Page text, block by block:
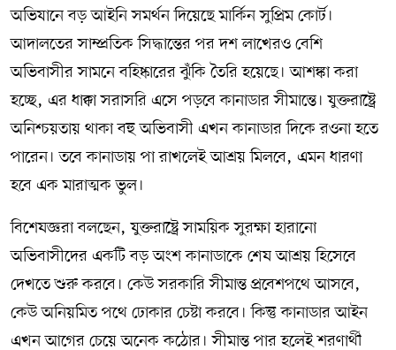
অভিযানে বড় আইনি সমর্থন দিয়েছে মার্কিন সুপ্রিম কোর্ট।
আদালতের সাম্প্রতিক সিদ্ধান্তের পর দশ লাখেরও বেশি
অভিবাসীর সামনে বহিষ্কারের ঝুঁকি তৈরি হয়েছে। আশঙ্কা করা
হচ্ছে, এর ধাক্কা সরাসরি এসে পড়বে কানাডার সীমান্তে। যুক্তরাষ্ট্রে
অনিশ্চয়তায় থাকা বহু অভিবাসী এখন কানাডার দিকে রওনা হতে
পারেন। তবে কানাডায় পা রাখলেই আশ্রয় মিলবে, এমন ধারণা
হবে এক মারাত্মক ভুল।
বিশেষজ্ঞরা বলছেন, যুক্তরাষ্ট্রে সাময়িক সুরক্ষা হারানো
অভিবাসীদের একটি বড় অংশ কানাডাকে শেষ আশ্রয় হিসেবে
দেখতে শুরু করবে। কেউ সরকারি সীমান্ত প্রবেশপথে আসবে,
কেউ অনিয়মিত পথে ঢোকার চেষ্টা করবে। কিন্তু কানাডার আইন
এখন আগের চেয়ে অনেক কঠোর। সীমান্ত পার হলেই শরণার্থী